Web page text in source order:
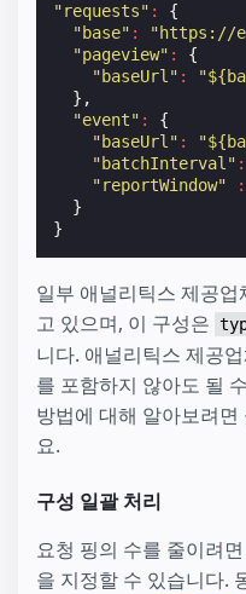
"requests" :
{
"base" :
"https://
"pageview" :
{
"baseUrl" :
},
"event" :
{
"baseUrl" :
"batchInterval" :
"reportWindow"
:
}
}
일부 애널리틱스 제공
고 있으며, 이 구성은
니다. 애널리틱스 제공
를 포함하지 않아도 될
방법에 대해 알아보려
요.
구성 일괄 처리
요청 핑의 수를 줄이려
을 지정할 수 있습니다.